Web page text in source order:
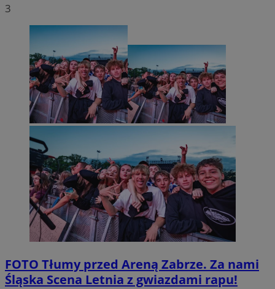
3
FOTO Tłumy przed Areną Zabrze. Za nami
Śląska Scena Letnia z gwiazdami rapu!